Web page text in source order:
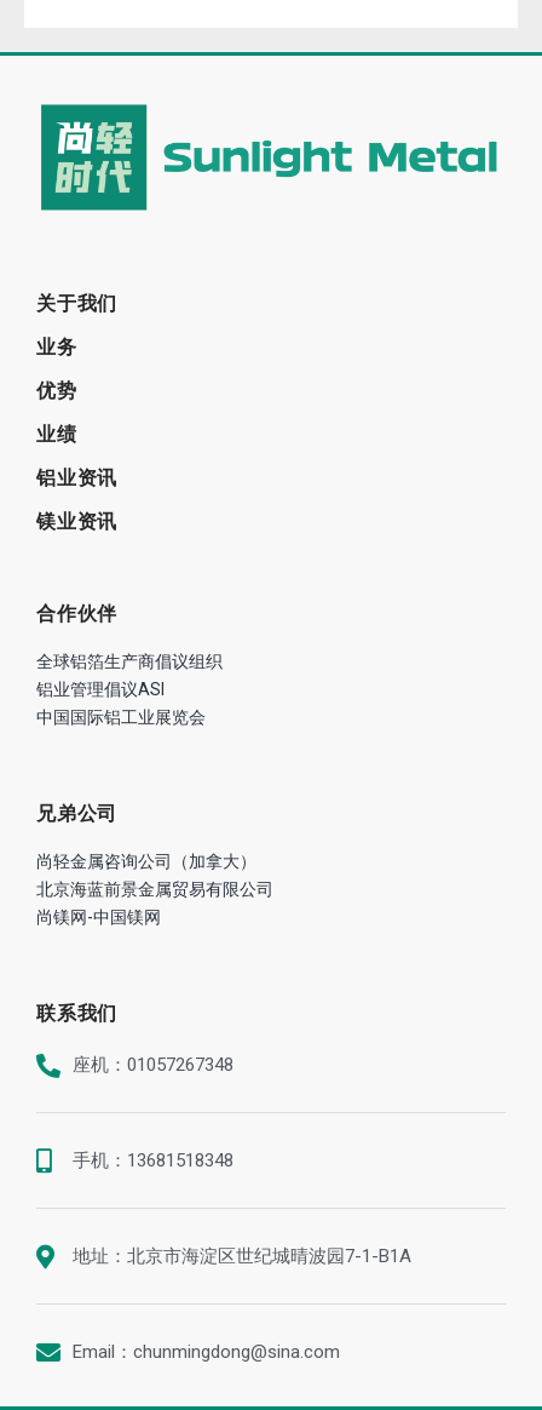
关于我们
业务
优势
业绩
铝业资讯
镁业资讯
合作伙伴
全球铝箔生产商倡议组织
铝业管理倡议ASI
中国国际铝工业展览会
兄弟公司
尚轻金属咨询公司（加拿大）
北京海蓝前景金属贸易有限公司
尚镁网-中国镁网
联系我们
座机：01057267348
手机：13681518348
地址：北京市海淀区世纪城晴波园7-1-B1A
Email：chunmingdong@sina.com